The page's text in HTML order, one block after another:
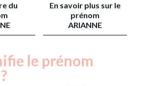
du
En savoir plus sur le
prénom
ARIANNE
le prénom